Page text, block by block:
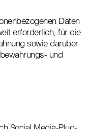
Daten
erforderlich, für die
sowie darüber
und